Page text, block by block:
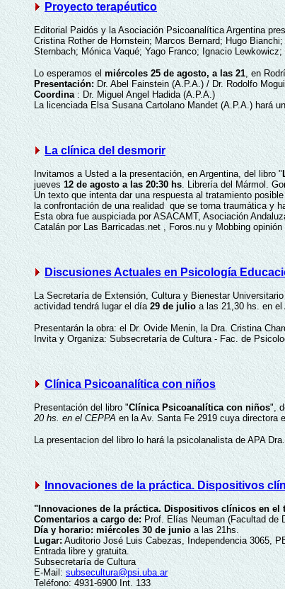
Proyecto terapéutico
Editorial Paidós y la Asociación Psicoanalítica Argentina
Cristina Rother de Hornstein; Marcos Bernard; Hugo
Sternbach; Mónica Vaqué; Yago Franco; Ignacio
Lo esperamos el miércoles 25 de agosto, a las 21, en
Presentación:Dr. Abel Fainstein (A.P.A.) / Dr. Rodolfo
Coordina: Dr. Miguel Angel Hadida (A.P.A.)
La licenciada Elsa Susana Cartolano Mandet (A.P.A.) hará
La clínica del desmorir
Invitamos a Usted a la presentación, en Argentina, del libro "
jueves 12 de agosto a las 20:30 hs. Librería del Mármol.
Un texto que intenta dar una respuesta al tratamiento
la confrontación de una realidad que se torna traumática y
Esta obra fue auspiciada por ASACAMT, Asociación
Catalán por Las Barricadas.net , Foros.nu y Mobbing
Discusiones Actuales en Psicología
La Secretaría de Extensión, Cultura y Bienestar
actividad tendrá lugar el día 29 de julio a las 21,30 hs. en
Presentarán la obra: el Dr. Ovide Menin, la Dra. Cristina
Invita y Organiza: Subsecretaría de Cultura - Fac. de
Clínica Psicoanalítica con niños
Presentación del libro "Clínica Psicoanalítica con niños",
20 hs. en el CEPPAen la Av. Santa Fe 2919 cuya directora
La presentacion del libro lo hará la psicolanalista de APA
Innovaciones de la práctica. Dispositivos
"Innovaciones de la práctica. Dispositivos clínicos en el
Comentarios a cargo de:Prof. Elías Neuman (Facultad de
Día y horario: miércoles 30 de junio a las 21hs.
Lugar: Auditorio José Luis Cabezas, Independencia 3065,
Entrada libre y gratuita.
Subsecretaría de Cultura
E-Mail: subsecultura@psi.uba.ar
Teléfono: 4931-6900 Int. 133